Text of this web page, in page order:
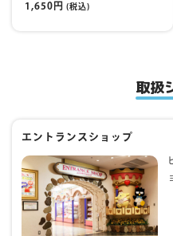
1,650円 (税込)
取扱
エントランスショップ